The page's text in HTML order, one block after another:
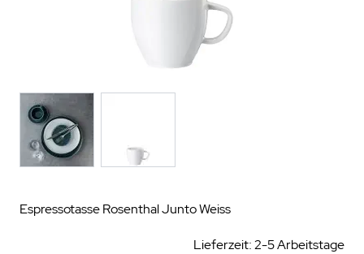
Espressotasse Rosenthal Junto Weiss
Lieferzeit: 2-5 Arbeitstage